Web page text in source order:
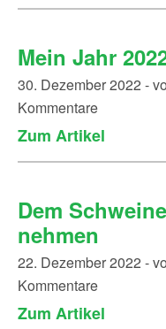
Mein Jahr
30. Dezember 2022 -
Kommentare
Zum Artikel
Dem
nehmen
22. Dezember 2022 -
Kommentare
Zum Artikel